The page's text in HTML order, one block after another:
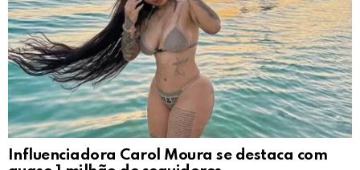
Influenciadora Carol Moura se destaca com